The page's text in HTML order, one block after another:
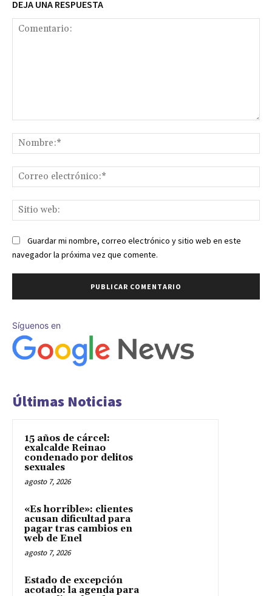
DEJA UNA RESPUESTA
Guardar mi nombre, correo electrónico y sitio web en este
navegador la próxima vez que comente.
Síguenos en
Últimas Noticias
15 años de cárcel:
exalcalde Reinao
condenado por delitos
sexuales
agosto 7, 2026
«Es horrible»: clientes
acusan dificultad para
pagar tras cambios en
web de Enel
agosto 7, 2026
Estado de excepción
acotado: la agenda para